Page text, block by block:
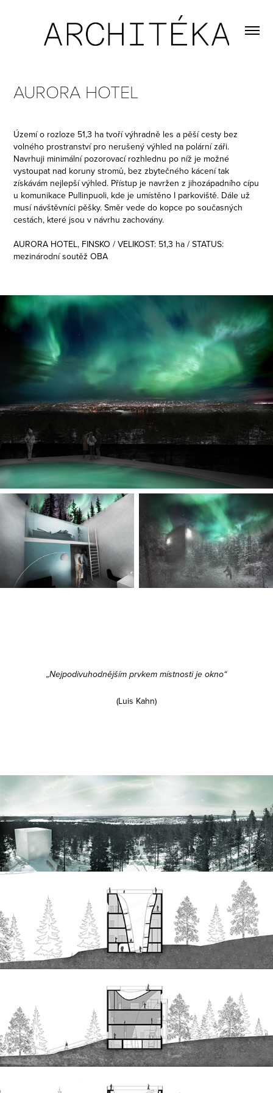
AURORA HOTEL
Území o rozloze 51,3 ha tvoří výhradně les a pěší cesty bez
volného prostranství pro nerušený výhled na polární záři.
Navrhuji minimální pozorovací rozhlednu po níž je možné
vystoupat nad koruny stromů, bez zbytečného kácení tak
získávám nejlepší výhled. Přístup je navržen z jihozápadního cípu
u komunikace Pullinpuoli, kde je umístěno I parkoviště. Dále už
musí návštěvníci pěšky. Směr vede do kopce po současných
cestách, které jsou v návrhu zachovány.
AURORA HOTEL, FINSKO / VELIKOST: 51,3 ha / STATUS:
mezinárodní soutěž OBA
„Nejpodivuhodnějším prvkem místnosti je okno“
(Luis Kahn)